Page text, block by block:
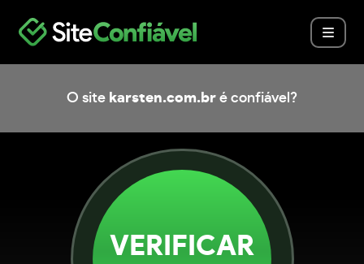
O site karsten.com.br é confiável?
VERIFICAR